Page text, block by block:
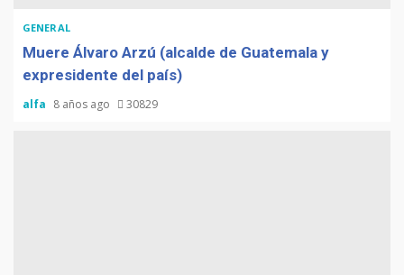
GENERAL
Muere Álvaro Arzú (alcalde de Guatemala y
expresidente del país)
alfa 8 años ago 30829